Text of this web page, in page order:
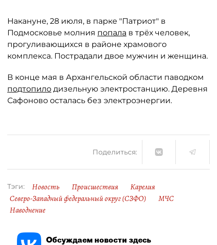
Накануне, 28 июля, в парке "Патриот" в
Подмосковье молния попала в трёх человек,
прогуливающихся в районе храмового
комплекса. Пострадали двое мужчин и женщина.
В конце мая в Архангельской области паводком
подтопило дизельную электростанцию. Деревня
Сафоново осталась без электроэнергии.
Поделиться:
Тэги: Новость Происшествия
Карелия
Северо-Западный федеральный округ (СЗФО)
МЧС
Наводнение
Обсуждаем новости здесь